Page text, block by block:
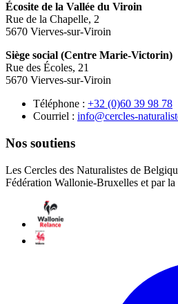
Écosite de la Vallée du Viroin
Rue de la Chapelle, 2
5670 Vierves-sur-Viroin
Siège social (Centre Marie-Victorin)
Rue des Écoles, 21
5670 Vierves-sur-Viroin
Téléphone : 87 89 93 06(0) 23+
Courriel : eb.setsilarutan-
Nos soutiens
Les Cercles des Naturalistes de
Fédération Wallonie-Bruxelles et par